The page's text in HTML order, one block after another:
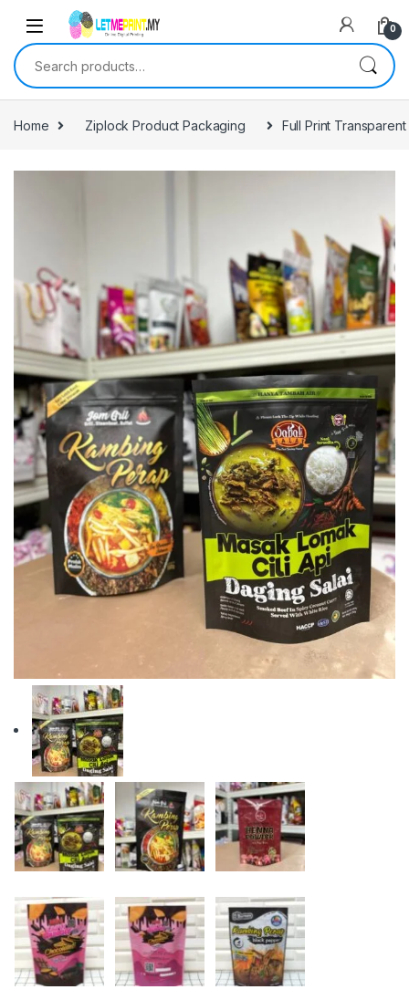
0
Search for:
Home Ziplock Product Packaging Full Print